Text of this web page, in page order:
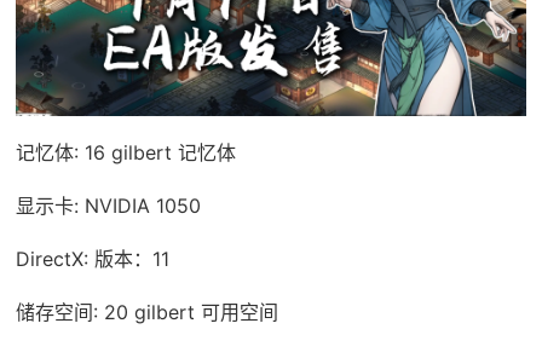
记忆体: 16 gilbert 记忆体
显示卡: NVIDIA 1050
DirectX: 版本：11
储存空间: 20 gilbert 可用空间